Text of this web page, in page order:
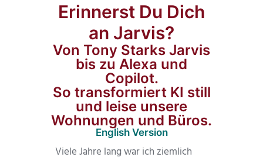
Erinnerst Du Dich
an Jarvis?
Von Tony Starks Jarvis
bis zu Alexa und
Copilot.
So transformiert KI still
und leise unsere
Wohnungen und Büros.
English Version
Viele Jahre lang war ich ziemlich